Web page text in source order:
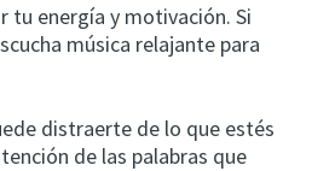
tu energía y motivación. Si
música relajante para
distraerte de lo que estés
de las palabras que